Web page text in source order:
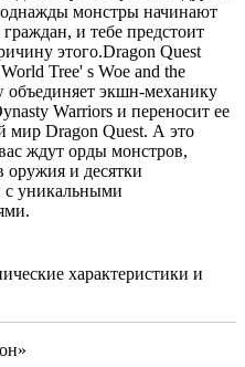
монстры начинают
граждан, и тебе предстоит
этого.Dragon Quest
Tree' s Woe and the
объединяет экшн-механику
Warriors и переносит ее
мир Dragon Quest. А это
ждут орды монстров,
оружия и десятки
с уникальными
характеристики и